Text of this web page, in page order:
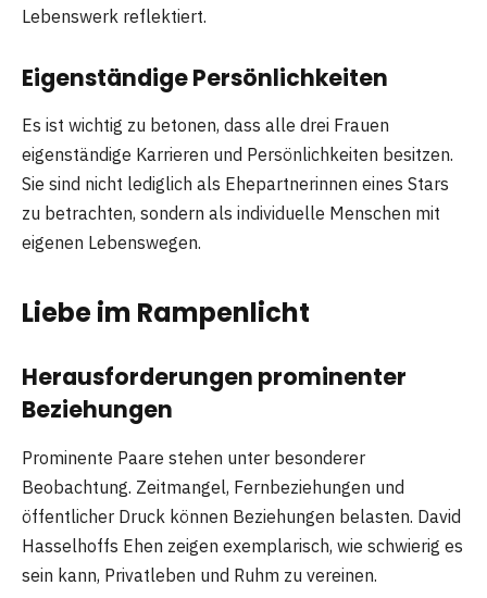
Lebenswerk reflektiert.
Eigenständige Persönlichkeiten
Es ist wichtig zu betonen, dass alle drei Frauen
eigenständige Karrieren und Persönlichkeiten besitzen.
Sie sind nicht lediglich als Ehepartnerinnen eines Stars
zu betrachten, sondern als individuelle Menschen mit
eigenen Lebenswegen.
Liebe im Rampenlicht
Herausforderungen prominenter
Beziehungen
Prominente Paare stehen unter besonderer
Beobachtung. Zeitmangel, Fernbeziehungen und
öffentlicher Druck können Beziehungen belasten. David
Hasselhoffs Ehen zeigen exemplarisch, wie schwierig es
sein kann, Privatleben und Ruhm zu vereinen.